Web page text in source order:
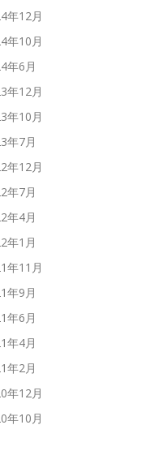
年12月
年10月
年6月
年12月
年10月
年7月
年12月
年7月
年4月
年1月
年11月
年9月
年6月
年4月
年2月
年12月
年10月